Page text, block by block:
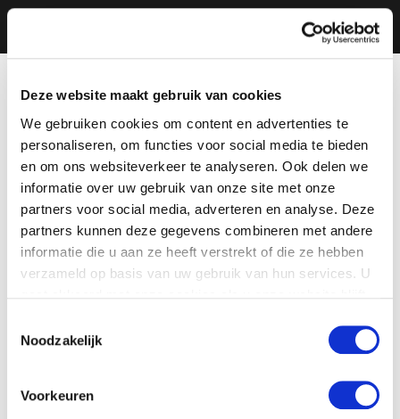
Deze website maakt gebruik van cookies
We gebruiken cookies om content en advertenties te
personaliseren, om functies voor social media te bieden
en om ons websiteverkeer te analyseren. Ook delen we
informatie over uw gebruik van onze site met onze
partners voor social media, adverteren en analyse. Deze
partners kunnen deze gegevens combineren met andere
informatie die u aan ze heeft verstrekt of die ze hebben
verzameld op basis van uw gebruik van hun services. U
Noodzakelijk
Voorkeuren